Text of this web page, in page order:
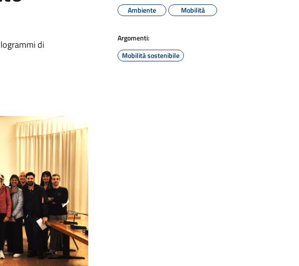
di
Ambiente
Mobilità
Argomenti:
Mobilità sostenibile